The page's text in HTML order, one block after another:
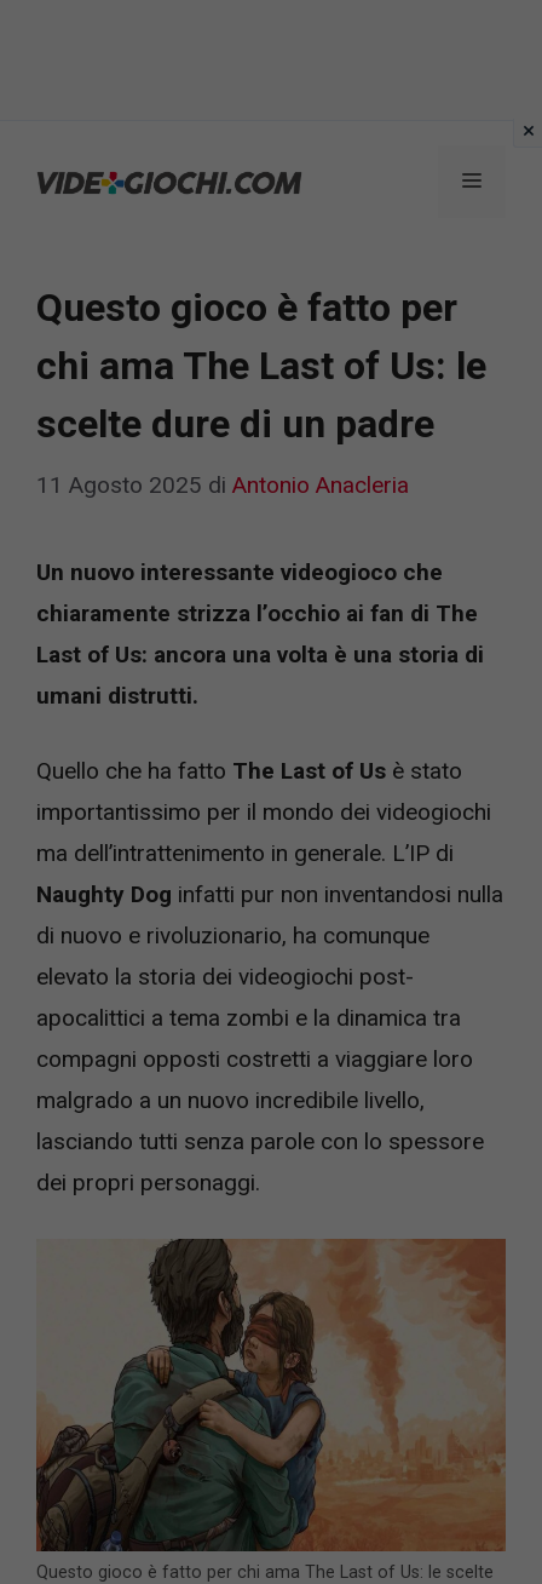
Menu
Questo gioco è fatto per
chi ama The Last of Us: le
scelte dure di un padre
11 Agosto 2025 di Antonio Anacleria
Un nuovo interessante videogioco che
chiaramente strizza l’occhio ai fan di The
Last of Us: ancora una volta è una storia di
umani distrutti.
Quello che ha fatto The Last of Us è stato
importantissimo per il mondo dei videogiochi
ma dell’intrattenimento in generale. L’IP di
Naughty Dog infatti pur non inventandosi nulla
di nuovo e rivoluzionario, ha comunque
elevato la storia dei videogiochi post-
apocalittici a tema zombi e la dinamica tra
compagni opposti costretti a viaggiare loro
malgrado a un nuovo incredibile livello,
lasciando tutti senza parole con lo spessore
dei propri personaggi.
Questo gioco è fatto per chi ama The Last of Us: le scelte